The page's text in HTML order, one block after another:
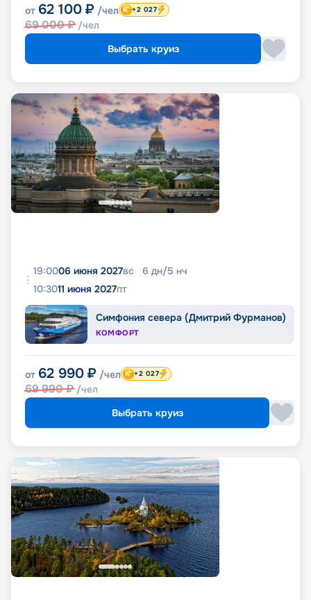
от 62 100 ₽ /чел
69 000₽ /чел
+2 027
Выбрать круиз
19:0006 июня 2027вс 6 дн/5 нч
10:3011 июня 2027пт
Симфония севера (Дмитрий Фурманов)
КОМФОРТ
от 62 990 ₽ /чел
69 990₽ /чел
+2 027
Выбрать круиз